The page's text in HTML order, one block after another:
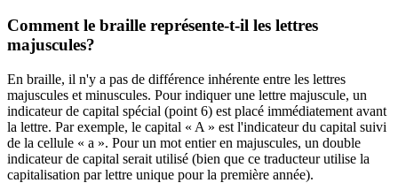
Comment le braille représente-t-il les lettres
majuscules?
En braille, il n'y a pas de différence inhérente entre les lettres
majuscules et minuscules. Pour indiquer une lettre majuscule, un
indicateur de capital spécial (point 6) est placé immédiatement avant
la lettre. Par exemple, le capital « A » est l'indicateur du capital suivi
de la cellule « a ». Pour un mot entier en majuscules, un double
indicateur de capital serait utilisé (bien que ce traducteur utilise la
capitalisation par lettre unique pour la première année).